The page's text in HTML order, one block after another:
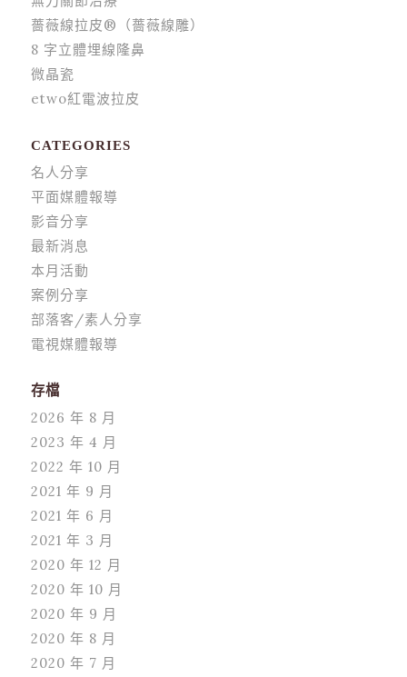
薔薇線拉皮®（薔薇線雕）
8 字立體埋線隆鼻
微晶瓷
etwo紅電波拉皮
CATEGORIES
名人分享
平面媒體報導
影音分享
最新消息
本月活動
案例分享
部落客/素人分享
電視媒體報導
存檔
2026 年 8 月
2023 年 4 月
2022 年 10 月
2021 年 9 月
2021 年 6 月
2021 年 3 月
2020 年 12 月
2020 年 10 月
2020 年 9 月
2020 年 8 月
2020 年 7 月